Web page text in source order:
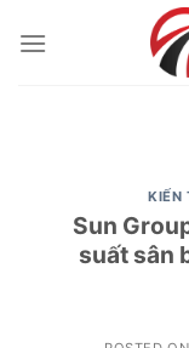
KIẾN
Sun
suất sân